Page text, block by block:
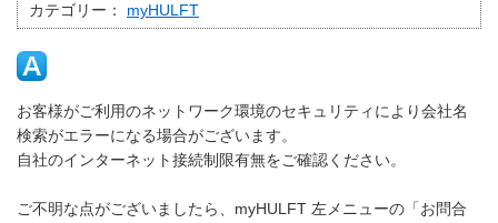
カテゴリー： myHULFT
お客様がご利用のネットワーク環境のセキュリティにより会社名
検索がエラーになる場合がございます。
自社のインターネット接続制限有無をご確認ください。
ご不明な点がございましたら、myHULFT 左メニューの「お問合